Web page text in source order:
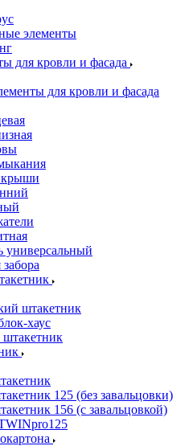
элементы
для кровли и фасада
для кровли и фасада
крыши
универсальный
штакетник
хаус
125 (без завальцовки)
156 (с завальцовкой)